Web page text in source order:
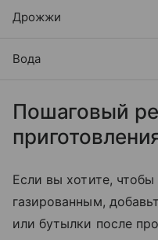
Дрожжи
Вода
Пошаговый
Если вы хотите, чтобы
газированным,
или бутылки после